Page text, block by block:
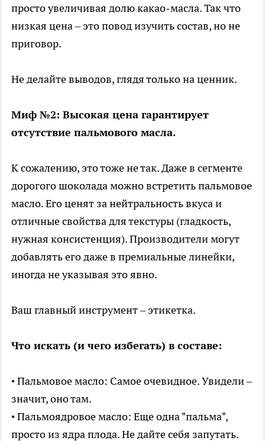
просто увеличивая долю какао-масла. Так что
низкая цена – это повод изучить состав, но не
приговор.
Не делайте выводов, глядя только на ценник.
Миф №2: Высокая цена гарантирует
отсутствие пальмового масла.
К сожалению, это тоже не так. Даже в сегменте
дорогого шоколада можно встретить пальмовое
масло. Его ценят за нейтральность вкуса и
отличные свойства для текстуры (гладкость,
нужная консистенция). Производители могут
добавлять его даже в премиальные линейки,
иногда не указывая это явно.
Ваш главный инструмент – этикетка.
Что искать (и чего избегать) в составе:
• Пальмовое масло: Самое очевидное. Увидели –
значит, оно там.
• Пальмоядровое масло: Еще одна "пальма",
просто из ядра плода. Не дайте себя запутать.